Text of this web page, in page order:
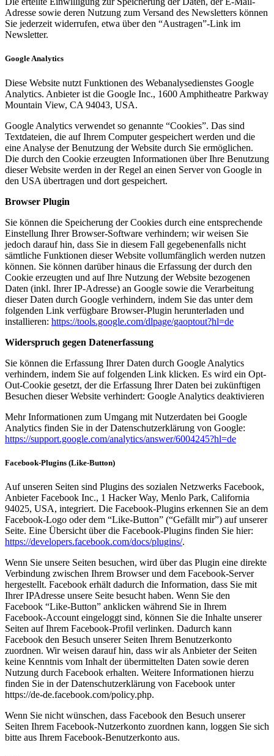
Adresse sowie deren Nutzung zum Versand des Newsletters können
Sie jederzeit widerrufen, etwa über den “Austragen”-Link im
Newsletter.
Google Analytics
Diese Website nutzt Funktionen des Webanalysedienstes Google
Analytics. Anbieter ist die Google Inc., 1600 Amphitheatre Parkway
Mountain View, CA 94043, USA.
Google Analytics verwendet so genannte “Cookies”. Das sind
Textdateien, die auf Ihrem Computer gespeichert werden und die
eine Analyse der Benutzung der Website durch Sie ermöglichen.
Die durch den Cookie erzeugten Informationen über Ihre Benutzung
dieser Website werden in der Regel an einen Server von Google in
den USA übertragen und dort gespeichert.
Browser Plugin
Sie können die Speicherung der Cookies durch eine entsprechende
Einstellung Ihrer Browser-Software verhindern; wir weisen Sie
jedoch darauf hin, dass Sie in diesem Fall gegebenenfalls nicht
sämtliche Funktionen dieser Website vollumfänglich werden nutzen
können. Sie können darüber hinaus die Erfassung der durch den
Cookie erzeugten und auf Ihre Nutzung der Website bezogenen
Daten (inkl. Ihrer IP-Adresse) an Google sowie die Verarbeitung
dieser Daten durch Google verhindern, indem Sie das unter dem
folgenden Link verfügbare Browser-Plugin herunterladen und
installieren: https://tools.google.com/dlpage/gaoptout?hl=de
Widerspruch gegen Datenerfassung
Sie können die Erfassung Ihrer Daten durch Google Analytics
verhindern, indem Sie auf folgenden Link klicken. Es wird ein Opt-
Out-Cookie gesetzt, der die Erfassung Ihrer Daten bei zukünftigen
Besuchen dieser Website verhindert: Google Analytics deaktivieren
Mehr Informationen zum Umgang mit Nutzerdaten bei Google
Analytics finden Sie in der Datenschutzerklärung von Google:
https://support.google.com/analytics/answer/6004245?hl=de
Facebook-Plugins (Like-Button)
Auf unseren Seiten sind Plugins des sozialen Netzwerks Facebook,
Anbieter Facebook Inc., 1 Hacker Way, Menlo Park, California
94025, USA, integriert. Die Facebook-Plugins erkennen Sie an dem
Facebook-Logo oder dem “Like-Button” (“Gefällt mir”) auf unserer
Seite. Eine Übersicht über die Facebook-Plugins finden Sie hier:
https://developers.facebook.com/docs/plugins/.
Wenn Sie unsere Seiten besuchen, wird über das Plugin eine direkte
Verbindung zwischen Ihrem Browser und dem Facebook-Server
hergestellt. Facebook erhält dadurch die Information, dass Sie mit
Ihrer IPAdresse unsere Seite besucht haben. Wenn Sie den
Facebook “Like-Button” anklicken während Sie in Ihrem
Facebook-Account eingeloggt sind, können Sie die Inhalte unserer
Seiten auf Ihrem Facebook-Profil verlinken. Dadurch kann
Facebook den Besuch unserer Seiten Ihrem Benutzerkonto
zuordnen. Wir weisen darauf hin, dass wir als Anbieter der Seiten
keine Kenntnis vom Inhalt der übermittelten Daten sowie deren
Nutzung durch Facebook erhalten. Weitere Informationen hierzu
finden Sie in der Datenschutzerklärung von Facebook unter
https://de-de.facebook.com/policy.php.
Wenn Sie nicht wünschen, dass Facebook den Besuch unserer
Seiten Ihrem Facebook-Nutzerkonto zuordnen kann, loggen Sie sich
bitte aus Ihrem Facebook-Benutzerkonto aus.